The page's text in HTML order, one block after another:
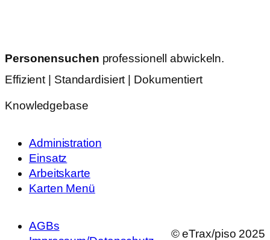
Personensuchen professionell abwickeln.
Effizient | Standardisiert | Dokumentiert
Knowledgebase
Administration
Einsatz
Arbeitskarte
Karten Menü
AGBs
© eTrax/piso 2025